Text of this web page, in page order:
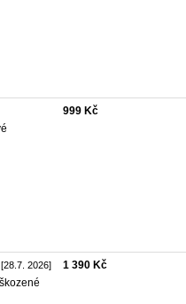
999 Kč
2026] 1 390 Kč